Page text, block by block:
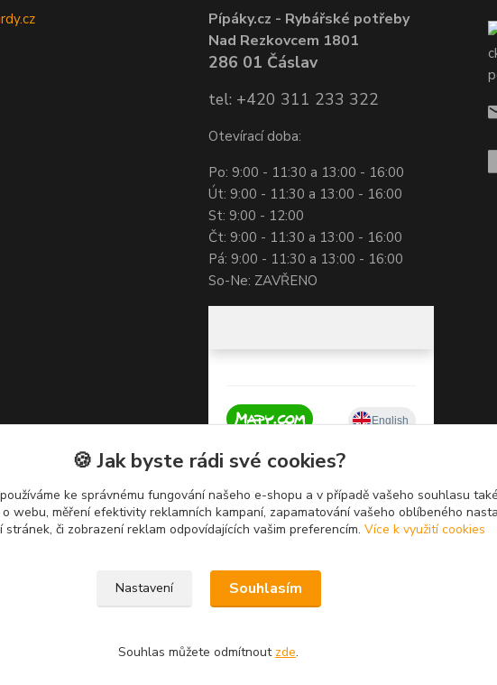
Pípáky.cz - Rybářské potřeby
Nad Rezkovcem 1801
286 01 Čáslav
tel: +420 311 233 322
Otevírací doba:
Po: 9:00 - 11:30 a 13:00 - 16:00
Út: 9:00 - 11:30 a 13:00 - 16:00
St: 9:00 - 12:00
Čt: 9:00 - 11:30 a 13:00 - 16:00
Pá: 9:00 - 11:30 a 13:00 - 16:00
So-Ne: ZAVŘENO
🍪 Jak byste rádi své cookies?
ke správnému fungování našeho e-shopu a v případě vašeho souhlasu
webu, měření efektivity reklamních kampaní, zapamatování vašeho oblíbeného
stránek, či zobrazení reklam odpovídajících vašim preferencím. Více k využití cookies
Nastavení Souhlasím
Souhlas můžete odmítnout zde.